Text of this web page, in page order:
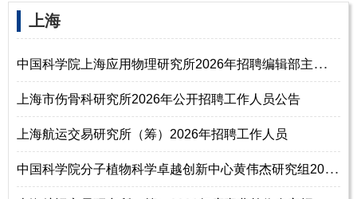
‌‌上海
中
国科学院上海应用物理研究所2026年招聘编辑部主任启事
上海市伤骨科研究所2026年公开招聘工作人员公告
上海航运交易研究所（筹）2026年招聘工作人员
中
国科学院分子植物科学卓越创新中心黄伟杰研究组2026年招聘工作人员启事（